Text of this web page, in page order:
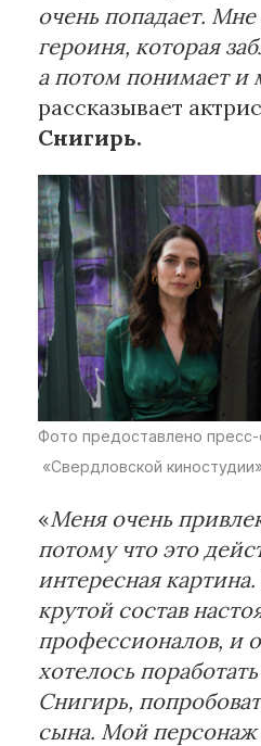
очень попадает.
героиня, которая
а потом понимает и
рассказывает
Снигирь.
Фото предоставлено
«Свердловской
«Меня очень
потому что это
интересная
крутой состав
профессионалов, и
хотелось
Снигирь,
сына. Мой персонаж